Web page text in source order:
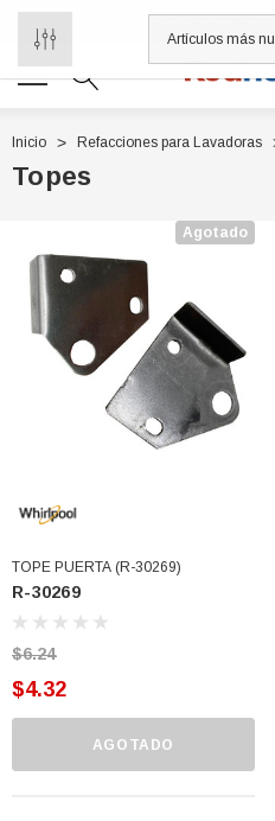
Inicio Refacciones para Lavadoras
Topes
Agotado
TOPE PUERTA (R-30269)
R-30269
$6.24
$4.32
AGOTADO
7614